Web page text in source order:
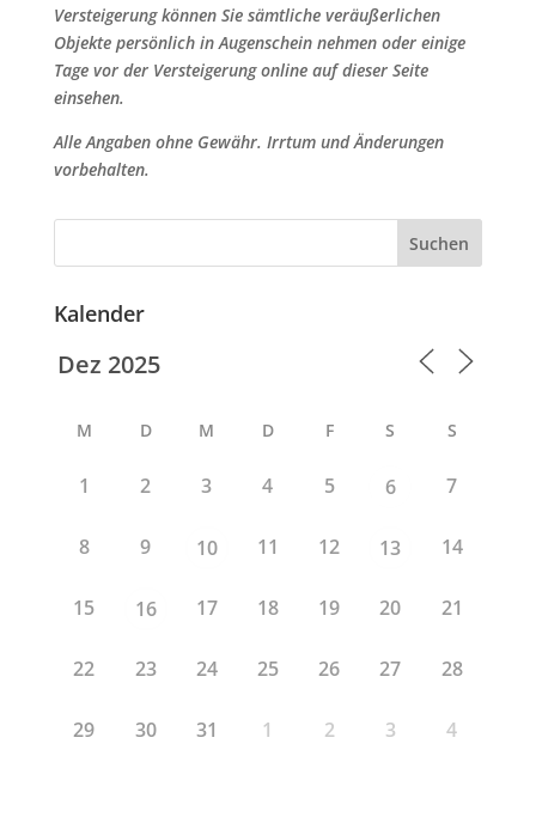
Versteigerung können Sie sämtliche veräußerlichen
Objekte persönlich in Augenschein nehmen oder einige
Tage vor der Versteigerung online auf dieser Seite
einsehen.
Alle Angaben ohne Gewähr. Irrtum und Änderungen
vorbehalten.
Suchen
Kalender
M D M D F S S
1 2 3 4 5 6 7
8 9 10 11 12 13 14
15 16 17 18 19 20 21
22 23 24 25 26 27 28
29 30 31 1 2 3 4